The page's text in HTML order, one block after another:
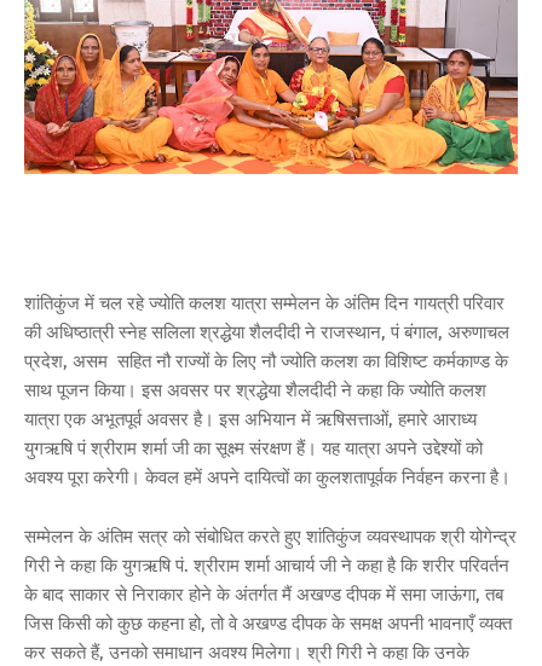
शांतिकुंज में चल रहे ज्योति कलश यात्रा सम्मेलन के अंतिम दिन गायत्री परिवार
की अधिष्ठात्री स्नेह सलिला श्रद्धेया शैलदीदी ने राजस्थान, पं बंगाल, अरुणाचल
प्रदेश, असम सहित नौ राज्यों के लिए नौ ज्योति कलश का विशिष्ट कर्मकाण्ड के
साथ पूजन किया। इस अवसर पर श्रद्धेया शैलदीदी ने कहा कि ज्योति कलश
यात्रा एक अभूतपूर्व अवसर है। इस अभियान में ऋषिसत्ताओं, हमारे आराध्य
युगऋषि पं श्रीराम शर्मा जी का सूक्ष्म संरक्षण हैं। यह यात्रा अपने उद्देश्यों को
अवश्य पूरा करेगी। केवल हमें अपने दायित्वों का कुलशतापूर्वक निर्वहन करना है।
सम्मेलन के अंतिम सत्र को संबोधित करते हुए शांतिकुंज व्यवस्थापक श्री योगेन्द्र
गिरी ने कहा कि युगऋषि पं. श्रीराम शर्मा आचार्य जी ने कहा है कि शरीर परिवर्तन
के बाद साकार से निराकार होने के अंतर्गत मैं अखण्ड दीपक में समा जाऊंगा, तब
जिस किसी को कुछ कहना हो, तो वे अखण्ड दीपक के समक्ष अपनी भावनाएँ व्यक्त
कर सकते हैं, उनको समाधान अवश्य मिलेगा। श्री गिरी ने कहा कि उनके